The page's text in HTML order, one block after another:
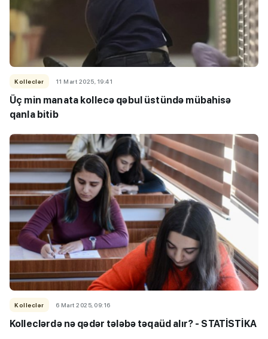
Kolleclər 11 Mart 2025, 19:41
Üç min manata kollecə qəbul üstündə mübahisə
qanla bitib
Kolleclər 6 Mart 2025, 09:16
Kolleclərdə nə qədər tələbə təqaüd alır? - STATİSTİKA